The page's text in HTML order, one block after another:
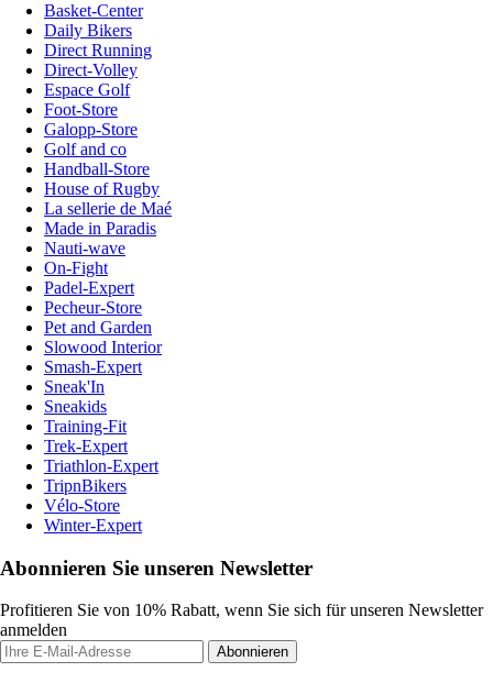
Basket-Center
Daily Bikers
Direct Running
Direct-Volley
Espace Golf
Foot-Store
Galopp-Store
Golf and co
Handball-Store
House of Rugby
La sellerie de Maé
Made in Paradis
Nauti-wave
On-Fight
Padel-Expert
Pecheur-Store
Pet and Garden
Slowood Interior
Smash-Expert
Sneak'In
Sneakids
Training-Fit
Trek-Expert
Triathlon-Expert
TripnBikers
Vélo-Store
Winter-Expert
Abonnieren Sie unseren Newsletter
Profitieren Sie von 10% Rabatt, wenn Sie sich für unseren Newsletter
anmelden
Abonnieren